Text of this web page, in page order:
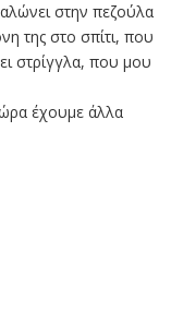
στην πεζούλα
της στο σπίτι, που
στρίγγλα, που μου
έχουμε άλλα